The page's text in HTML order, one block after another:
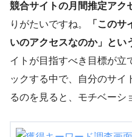
競合サイトの月間推定アク
りがたいですね。
「この
いのアクセスなのか」とい
イトが目指すべき目標が立
ックする中で、自分のサイ
るのを見ると、モチベーシ